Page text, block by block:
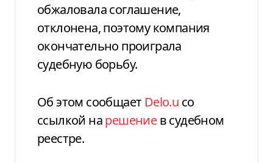
обжаловала соглашение,
отклонена, поэтому компания
окончательно проиграла
судебную борьбу.
Об этом сообщает Delo.u со
ссылкой нарешениев судебном
реестре.